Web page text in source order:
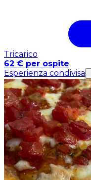
Tricarico
62 € per ospite
Esperienza condivisa